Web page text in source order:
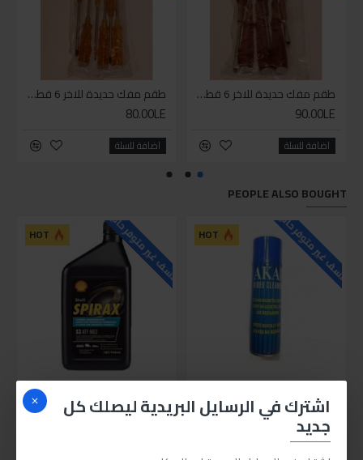
اشترك في الرسايل البريدية ليصلك كل
جديد
طقم مفك حديدة للاخر 6 قطع عسلي
90.00LE
اضافة للسلة
طقم مفك حديدة للاخر 6 قطع اصفر
80.00LE
اضافة للسلة
PEOPLE ALSO BOUGHT
HOT للاسف غير متوفر حاليا
اكاي سبراي الكترونيات
60.00LE
اضافة للسلة
HOT للاسف غير متوفر حاليا
زيت باور شل 1 لتر S3 ATF MD3
175.00LE